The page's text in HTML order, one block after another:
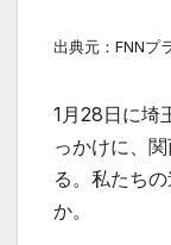
出典元：FNNプ
1月28日に埼
っかけに、
る。私たち
か。